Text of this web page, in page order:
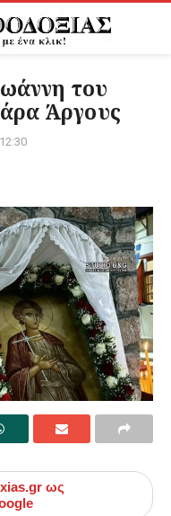
του
Άργους
ως